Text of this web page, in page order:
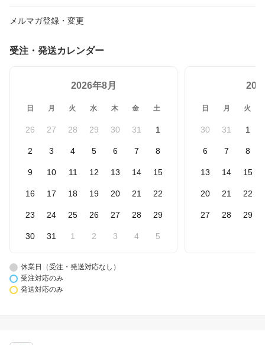
メルマガ登録・変更
受注・発送カレンダー
2026年8月
日 月 火 水 木 金 土
26 27 28 29 30 31 1
2 3 4 5 6 7 8
9 10 11 12 13 14 15
16 17 18 19 20 21 22
23 24 25 26 27 28 29
30 31 1 2 3 4 5
日 月 火
30 31 1
6 7 8
13 14 15
20 21 22
27 28 29
休業日（受注・発送対応なし）
受注対応のみ
発送対応のみ